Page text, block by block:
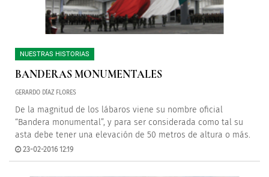
NUESTRAS HISTORIAS
BANDERAS MONUMENTALES
GERARDO DÍAZ FLORES
De la magnitud de los lábaros viene su nombre oficial
“Bandera monumental”, y para ser considerada como tal su
asta debe tener una elevación de 50 metros de altura o más.
23-02-2016 12:19